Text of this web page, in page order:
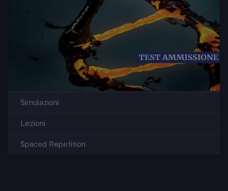
Simulazioni
Lezioni
Spaced Repetition